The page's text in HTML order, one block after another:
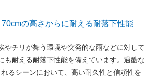
の高さからに耐える耐落下性能
やチリが舞う環境や突発的な雨などに対して
も耐える耐落下性能を備えています。過酷な
るシーンにおいて、高い耐久性と信頼性を